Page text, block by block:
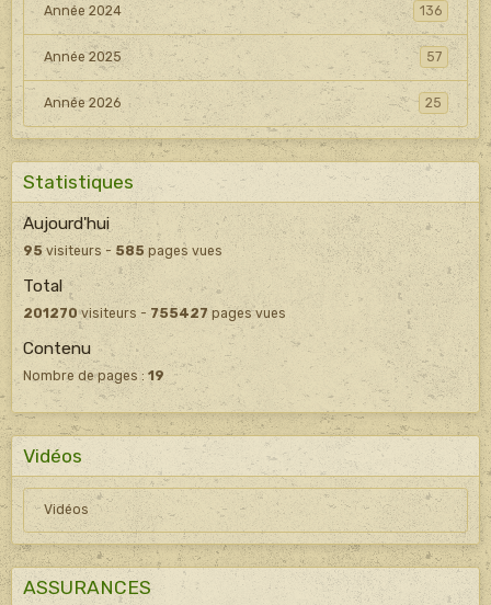
Année 2024 136
Année 2025 57
Année 2026 25
Statistiques
Aujourd'hui
95visiteurs - 585pages vues
Total
201270visiteurs -755427pages vues
Contenu
Nombre de pages : 19
Vidéos
Vidéos
ASSURANCES